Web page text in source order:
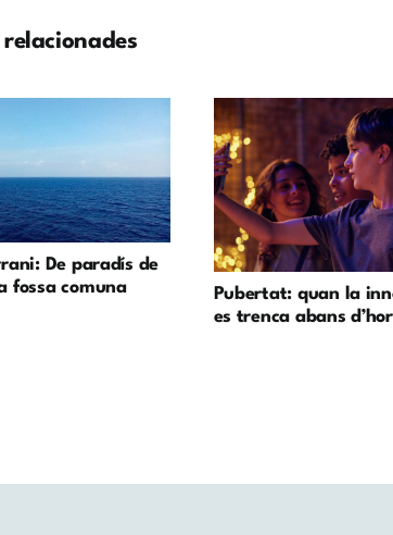
relacionades
De paradís de
fossa comuna
Pubertat: quan la
es trenca abans